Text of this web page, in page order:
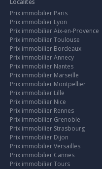
Prix immobilier Paris
Prix immobilier Lyon
Prix immobilier Aix-en-Provence
Prix immobilier Toulouse
Prix immobilier Bordeaux
Prix immobilier Annecy
Prix immobilier Nantes
Prix immobilier Marseille
Prix immobilier Montpellier
Prix immobilier Lille
Prix immobilier Nice
Prix immobilier Rennes
Prix immobilier Grenoble
Prix immobilier Strasbourg
Prix immobilier Dijon
Prix immobilier Versailles
Prix immobilier Cannes
Prix immobilier Tours